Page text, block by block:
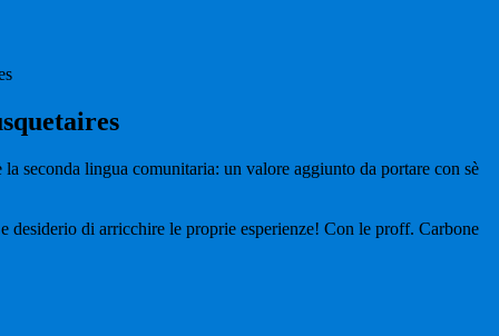
seconda lingua comunitaria: un valore aggiunto da portare con sè
desiderio di arricchire le proprie esperienze! Con le proff. Carbone